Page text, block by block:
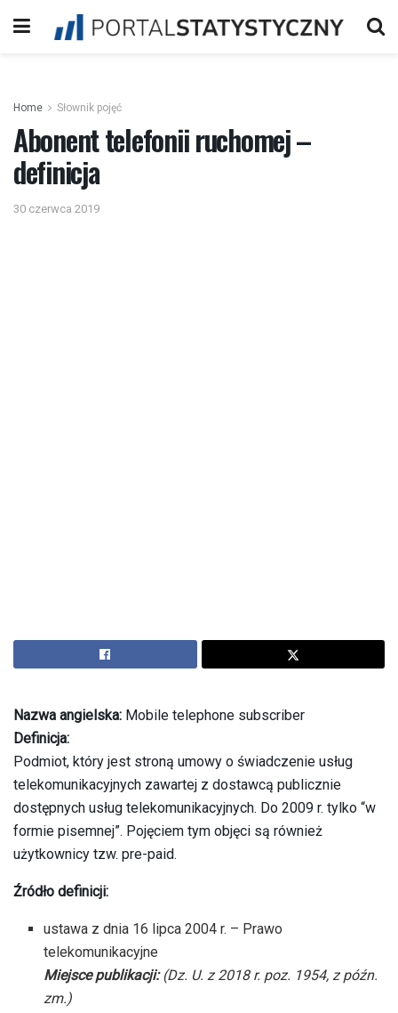
Home Słownik pojęć
Abonent telefonii ruchomej –
definicja
30 czerwca 2019
Nazwa angielska: Mobile telephone subscriber
Definicja:
Podmiot, który jest stroną umowy o świadczenie usług
telekomunikacyjnych zawartej z dostawcą publicznie
dostępnych usług telekomunikacyjnych. Do 2009 r. tylko “w
formie pisemnej”. Pojęciem tym objęci są również
użytkownicy tzw. pre-paid.
Źródło definicji:
ustawa z dnia 16 lipca 2004 r. – Prawo
telekomunikacyjne
Miejsce publikacji:(Dz. U. z 2018 r. poz. 1954, z późn.
zm.)